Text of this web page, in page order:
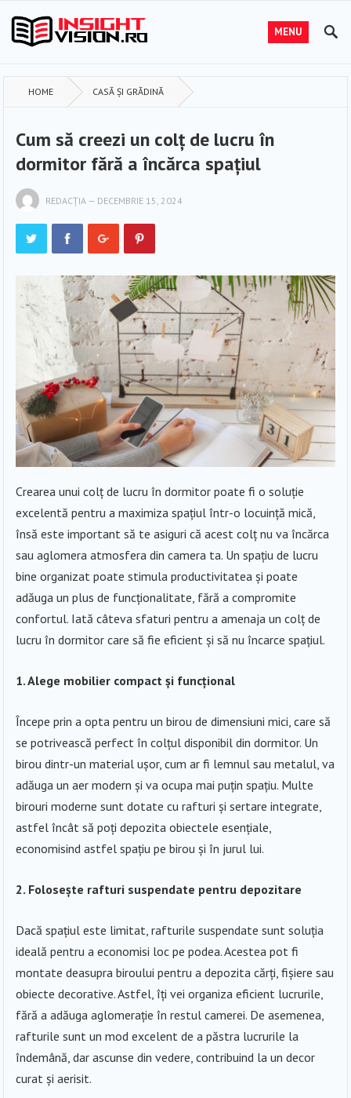
MENU
HOME CASĂ ȘI GRĂDINĂ
Cum să creezi un colț de lucru în
dormitor fără a încărca spațiul
REDACȚIA — DECEMBRIE 15, 2024
Crearea unui colț de lucru în dormitor poate fi o soluție
excelentă pentru a maximiza spațiul într-o locuință mică,
însă este important să te asiguri că acest colț nu va încărca
sau aglomera atmosfera din camera ta. Un spațiu de lucru
bine organizat poate stimula productivitatea și poate
adăuga un plus de funcționalitate, fără a compromite
confortul. Iată câteva sfaturi pentru a amenaja un colț de
lucru în dormitor care să fie eficient și să nu încarce spațiul.
1. Alege mobilier compact și funcțional
Începe prin a opta pentru un birou de dimensiuni mici, care să
se potrivească perfect în colțul disponibil din dormitor. Un
birou dintr-un material ușor, cum ar fi lemnul sau metalul, va
adăuga un aer modern și va ocupa mai puțin spațiu. Multe
birouri moderne sunt dotate cu rafturi și sertare integrate,
astfel încât să poți depozita obiectele esențiale,
economisind astfel spațiu pe birou și în jurul lui.
2. Folosește rafturi suspendate pentru depozitare
Dacă spațiul este limitat, rafturile suspendate sunt soluția
ideală pentru a economisi loc pe podea. Acestea pot fi
montate deasupra biroului pentru a depozita cărți, fișiere sau
obiecte decorative. Astfel, îți vei organiza eficient lucrurile,
fără a adăuga aglomerație în restul camerei. De asemenea,
rafturile sunt un mod excelent de a păstra lucrurile la
îndemână, dar ascunse din vedere, contribuind la un decor
curat și aerisit.